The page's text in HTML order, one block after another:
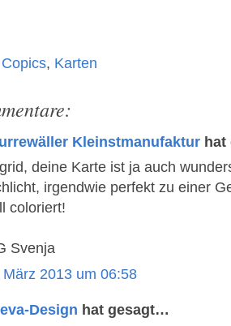
Copics, Karten
Kleinstmanufaktur
deine Karte ist ja auch
irgendwie perfekt zu einer
coloriert!
Svenja
März 2013 um 06:58
Design hat gesagt…